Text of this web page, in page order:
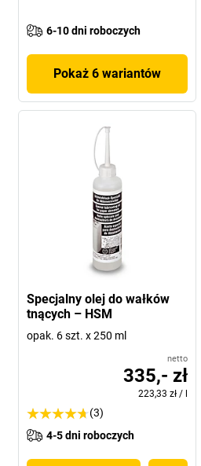
6-10 dni roboczych
Pokaż 6 wariantów
Specjalny olej do wałków
tnących – HSM
opak. 6 szt. x 250 ml
netto
335,- zł
223,33 zł /
(3)
4-5 dni roboczych